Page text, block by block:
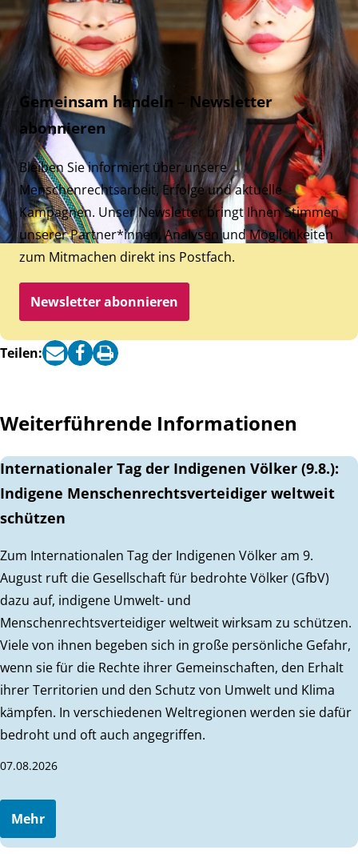
Gemeinsam handeln – Newsletter
abonnieren
Bleiben Sie informiert über unsere
Menschenrechtsarbeit, Erfolge und aktuelle
Kampagnen. Unser Newsletter bringt Ihnen Stimmen
unserer Partner*innen, Analysen und Möglichkeiten
zum Mitmachen direkt ins Postfach.
Newsletter abonnieren
Teilen:
Weiterführende Informationen
Internationaler Tag der Indigenen Völker (9.8.):
Indigene Menschenrechtsverteidiger weltweit
schützen
Zum Internationalen Tag der Indigenen Völker am 9.
August ruft die Gesellschaft für bedrohte Völker (GfbV)
dazu auf, indigene Umwelt- und
Menschenrechtsverteidiger weltweit wirksam zu schützen.
Viele von ihnen begeben sich in große persönliche Gefahr,
wenn sie für die Rechte ihrer Gemeinschaften, den Erhalt
ihrer Territorien und den Schutz von Umwelt und Klima
kämpfen. In verschiedenen Weltregionen werden sie dafür
bedroht und oft auch angegriffen.
07.08.2026
Mehr